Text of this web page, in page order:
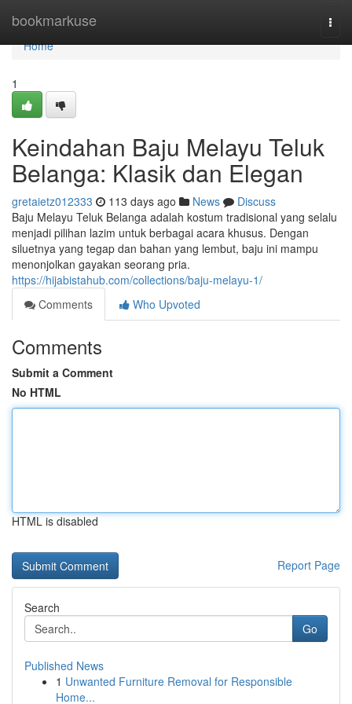
bookmarkuse
Home
Home
1
Keindahan Baju Melayu Teluk
Belanga: Klasik dan Elegan
gretaietz012333 113 days ago News
Discuss
Baju Melayu Teluk Belanga adalah kostum tradisional yang selalu
menjadi pilihan lazim untuk berbagai acara khusus. Dengan
siluetnya yang tegap dan bahan yang lembut, baju ini mampu
menonjolkan gayakan seorang pria.
https://hijabistahub.com/collections/baju-melayu-1/
Comments
Who Upvoted
Comments
Submit a Comment
No HTML
HTML is disabled
Report Page
Search
Go
Published News
1 Unwanted Furniture Removal for Responsible
Home...